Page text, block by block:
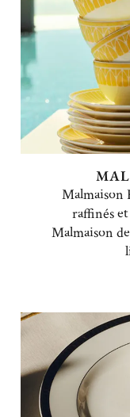
Malmaison
raffinés
Malmaison